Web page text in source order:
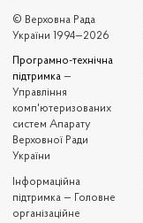
© Верховна Рада
України 1994—2026
Програмно-технічна
підтримка —
Управління
комп'ютеризованих
систем Апарату
Верховної Ради
України
Iнформаційна
підтримка — Головне
організаційне